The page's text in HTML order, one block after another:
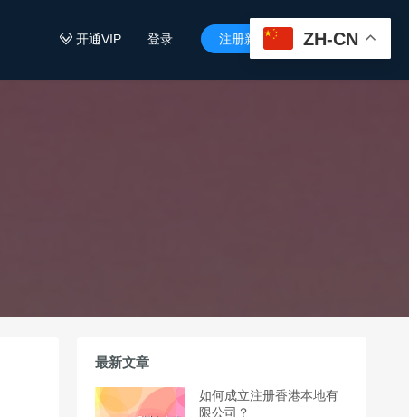
开通VIP 登录 注册新用户 
最新文章
如何成立注册香港本地有
限公司？
ZH-CN